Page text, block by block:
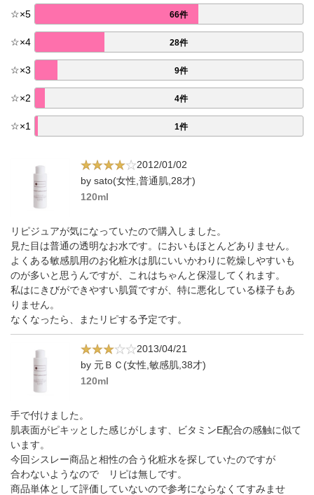
☆×5 66件
☆×4 28件
☆×3 9件
☆×2 4件
☆×1 1件
2012/01/02
by sato(女性,普通肌,28才)
120ml
リピジュアが気になっていたので購入しました。
見た目は普通の透明なお水です。においもほとんどありません。
よくある敏感肌用のお化粧水は肌にいいかわりに乾燥しやすいも
のが多いと思うんですが、これはちゃんと保湿してくれます。
私はにきびができやすい肌質ですが、特に悪化している様子もあ
りません。
なくなったら、またリピする予定です。
2013/04/21
by 元ＢＣ(女性,敏感肌,38才)
120ml
手で付けました。
肌表面がピキッとした感じがします、ビタミンE配合の感触に似て
います。
今回シスレー商品と相性の合う化粧水を探していたのですが
合わないようなので リピは無しです。
商品単体として評価していないので参考にならなくてすみませ